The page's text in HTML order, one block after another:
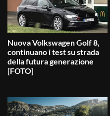
Nuova Volkswagen Golf 8,
continuano i test su strada
della futura generazione
[FOTO]